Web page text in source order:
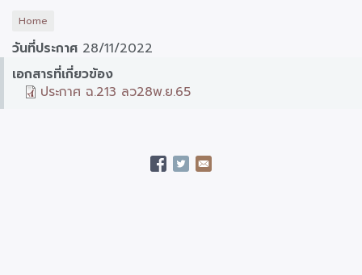
Home
วันที่ประกาศ 28/11/2022
เอกสารที่เกี่ยวข้อง
ประกาศ ฉ.213 ลว28พ.ย.65